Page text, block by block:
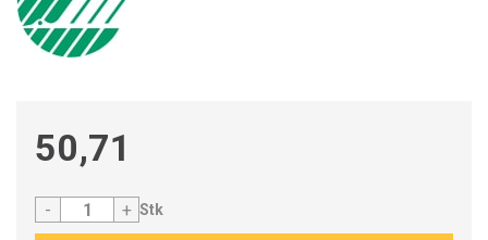
50,71
- + Stk